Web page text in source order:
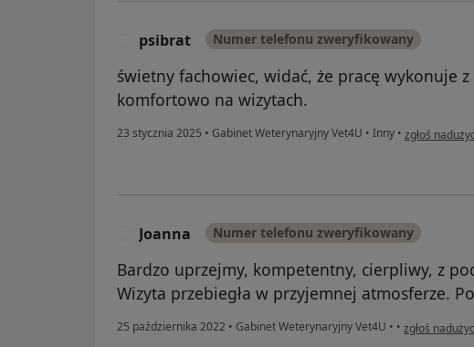
psibrat Numer telefonu zweryfikowany
świetny fachowiec, widać, że pracę wykonuje z
komfortowo na wizytach.
23 stycznia 2025 • Gabinet Weterynaryjny Vet4U • Inny • w opinii
zgłoś
Joanna Numer telefonu zweryfikowany
Bardzo uprzejmy, kompetentny, cierpliwy, z
Wizyta przebiegła w przyjemnej atmosferze.
25 października 2022 • Gabinet Weterynaryjny Vet4U • • w opinii
zgłoś